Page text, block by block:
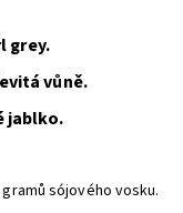
grey.
vůně.
jablko.
sójového vosku.